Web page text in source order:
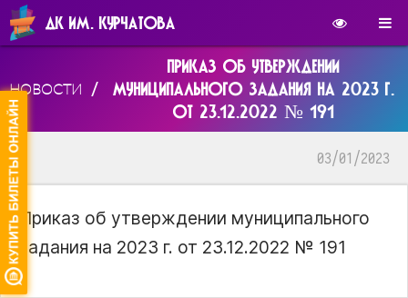
ДК ИМ. КУРЧАТОВА
НОВОСТИ /
ПРИКАЗ ОБ УТВЕРЖДЕНИИ
МУНИЦИПАЛЬНОГО ЗАДАНИЯ НА 2023 Г.
ОТ 23.12.2022 № 191
03/01/2023
Приказ об утверждении муниципального
задания на 2023 г. от 23.12.2022 № 191